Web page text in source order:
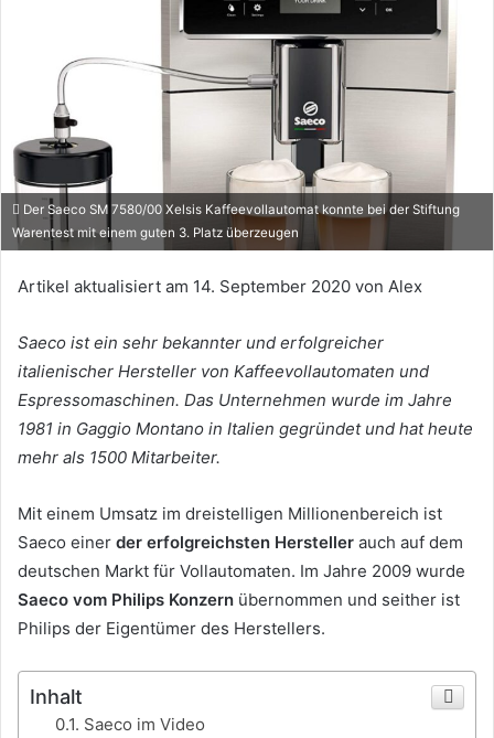
Der Saeco SM 7580/00 Xelsis Kaffeevollautomat konnte bei der Stiftung
Warentest mit einem guten 3. Platz überzeugen
Artikel aktualisiert am 14. September 2020 von Alex
Saeco ist ein sehr bekannter und erfolgreicher
italienischer Hersteller von Kaffeevollautomaten und
Espressomaschinen. Das Unternehmen wurde im Jahre
1981 in Gaggio Montano in Italien gegründet und hat heute
mehr als 1500 Mitarbeiter.
Mit einem Umsatz im dreistelligen Millionenbereich ist
Saeco einer der erfolgreichsten Hersteller auch auf dem
deutschen Markt für Vollautomaten. Im Jahre 2009 wurde
Saeco vom Philips Konzern übernommen und seither ist
Philips der Eigentümer des Herstellers.
Inhalt
Saeco im Video